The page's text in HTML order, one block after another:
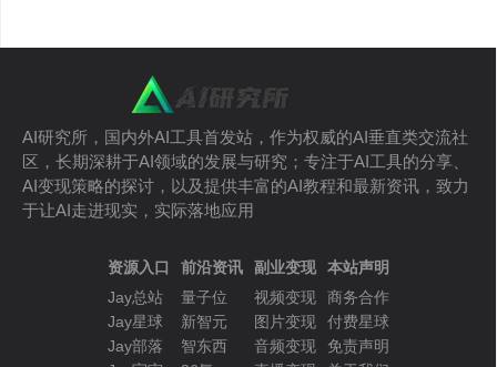
AI研究所，国内外AI工具首发站，作为权威的AI垂直类交流社
区，长期深耕于AI领域的发展与研究；专注于AI工具的分享、
AI变现策略的探讨，以及提供丰富的AI教程和最新资讯，致力
于让AI走进现实，实际落地应用
资源入口
Jay总站
Jay星球
Jay部落
前沿资讯
量子位
新智元
智东西
副业变现
视频变现
图片变现
音频变现
本站声明
商务合作
付费星球
免责声明